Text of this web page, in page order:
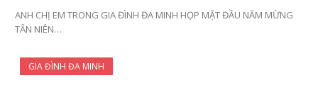
ANH CHỊ EM TRONG GIA ĐÌNH ĐA MINH HỌP MẶT ĐẦU NĂM MỪNG
TÂN NIÊN…
GIA ĐÌNH ĐA MINH